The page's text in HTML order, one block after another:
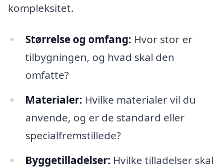
kompleksitet.
Størrelse og omfang: Hvor stor er
tilbygningen, og hvad skal den
omfatte?
Materialer: Hvilke materialer vil du
anvende, og er de standard eller
specialfremstillede?
Byggetilladelser: Hvilke tilladelser skal